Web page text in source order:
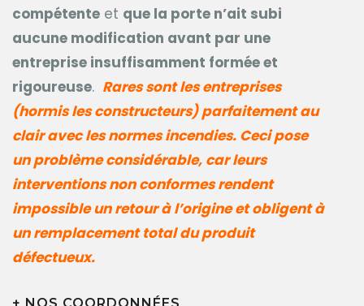
compétente et que la porte n’ait subi
aucune modification avant par une
entreprise insuffisamment formée et
rigoureuse. Rares sont les entreprises
(hormis les constructeurs) parfaitement au
clair avec les normes incendies. Ceci pose
un problème considérable, car leurs
interventions non conformes rendent
impossible un retour à l’origine et obligent à
un remplacement total du produit
défectueux.